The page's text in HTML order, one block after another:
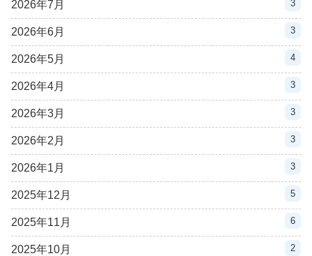
2026年7月 3
2026年6月 3
2026年5月 4
2026年4月 3
2026年3月 3
2026年2月 3
2026年1月 3
2025年12月 5
2025年11月 6
2025年10月 2